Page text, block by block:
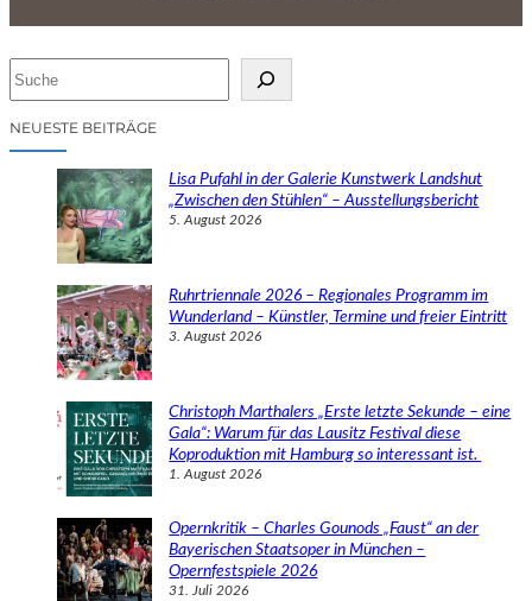
cNEUESTE BEITRÄGE
Lisa Pufahl in der Galerie Kunstwerk Landshut
„Zwischen den Stühlen“ – Ausstellungsbericht
5. August 2026
Ruhrtriennale 2026 – Regionales Programm im
Wunderland – Künstler, Termine und freier Eintritt
3. August 2026
Christoph Marthalers „Erste letzte Sekunde – eine
Gala“: Warum für das Lausitz Festival diese
Koproduktion mit Hamburg so interessant ist.
1. August 2026
Opernkritik – Charles Gounods „Faust“ an der
Bayerischen Staatsoper in München –
Opernfestspiele 2026
31. Juli 2026